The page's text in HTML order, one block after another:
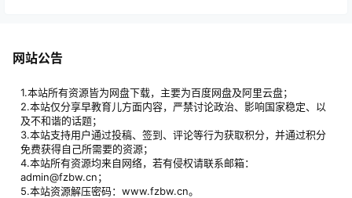
网站公告
1.本站所有资源皆为网盘下载，主要为百度网盘及阿里云盘；
2.本站仅分享早教育儿方面内容，严禁讨论政治、影响国家稳定、以
及不和谐的话题；
3.本站支持用户通过投稿、签到、评论等行为获取积分，并通过积分
免费获得自己所需要的资源；
4.本站所有资源均来自网络，若有侵权请联系邮箱：
admin@fzbw.cn；
5.本站资源解压密码：www.fzbw.cn。